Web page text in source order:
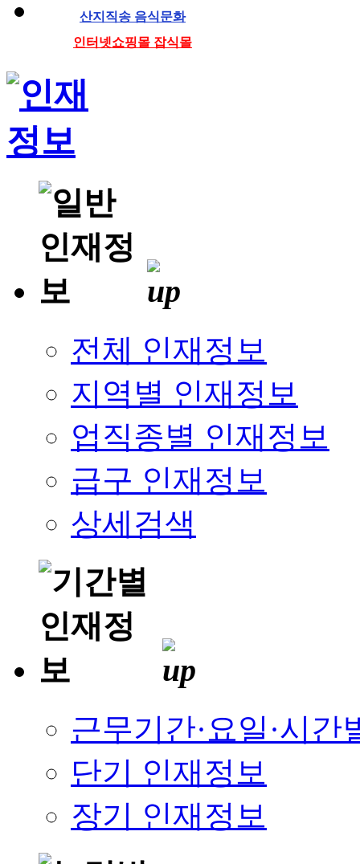
산지직송 음식문화
인터넷쇼핑몰 잡식몰
전체 인재정보
지역별 인재정보
업직종별 인재정보
급구 인재정보
상세검색
근무기간·요일·시간
단기 인재정보
장기 인재정보